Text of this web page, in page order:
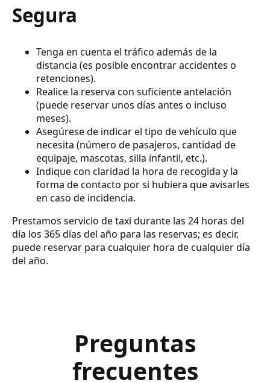
Segura
Tenga en cuenta el tráfico además de la
distancia (es posible encontrar accidentes o
retenciones).
Realice la reserva con suficiente antelación
(puede reservar unos días antes o incluso
meses).
Asegúrese de indicar el tipo de vehículo que
necesita (número de pasajeros, cantidad de
equipaje, mascotas, silla infantil, etc.).
Indique con claridad la hora de recogida y la
forma de contacto por si hubiera que avisarles
en caso de incidencia.
Prestamos servicio de taxi durante las 24 horas del
día los 365 días del año para las reservas; es decir,
puede reservar para cualquier hora de cualquier día
del año.
Preguntas
frecuentes